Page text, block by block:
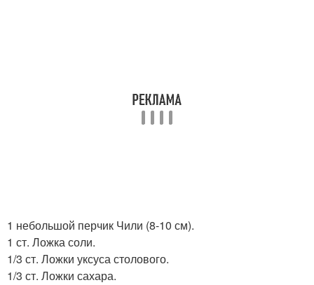
1 небольшой перчик Чили (8-10 см).
1 ст. Ложка соли.
1/3 ст. Ложки уксуса столового.
1/3 ст. Ложки сахара.